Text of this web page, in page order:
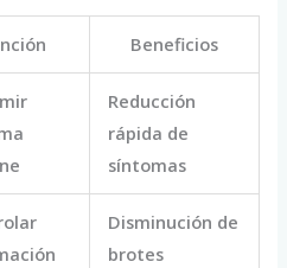
Beneficios
Reducción
rápida de
síntomas
Disminución de
brotes